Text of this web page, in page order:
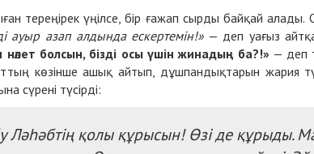
тереңірек үңілсе, бір ғажап сырды байқай
ауыр азап алдында ескертемін!» — деп уағыз
нәлет болсын, бізді осы үшін жинадың ба?!»— деп
көзінше ашық айтып, дұшпандықтарын жария
сүрені түсірді:
Ләһәбтің қолы құрысын! Өзi де құрыды.